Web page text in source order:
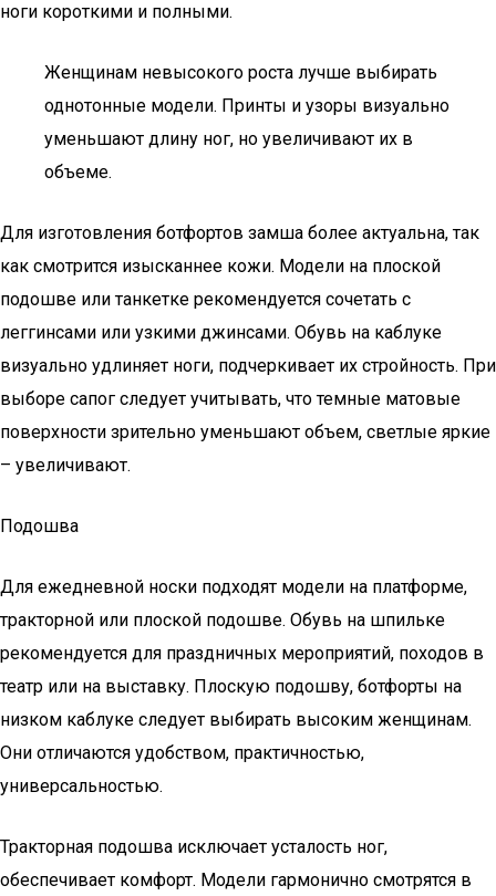
ноги короткими и полными.
Женщинам невысокого роста лучше выбирать
однотонные модели. Принты и узоры визуально
уменьшают длину ног, но увеличивают их в
объеме.
Для изготовления ботфортов замша более актуальна, так
как смотрится изысканнее кожи. Модели на плоской
подошве или танкетке рекомендуется сочетать с
леггинсами или узкими джинсами. Обувь на каблуке
визуально удлиняет ноги, подчеркивает их стройность. При
выборе сапог следует учитывать, что темные матовые
поверхности зрительно уменьшают объем, светлые яркие
– увеличивают.
Подошва
Для ежедневной носки подходят модели на платформе,
тракторной или плоской подошве. Обувь на шпильке
рекомендуется для праздничных мероприятий, походов в
театр или на выставку. Плоскую подошву, ботфорты на
низком каблуке следует выбирать высоким женщинам.
Они отличаются удобством, практичностью,
универсальностью.
Тракторная подошва исключает усталость ног,
обеспечивает комфорт. Модели гармонично смотрятся в